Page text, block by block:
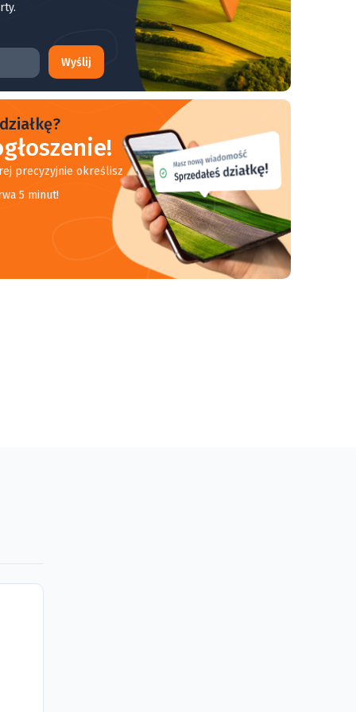
Wyślij
precyzyjnie określisz
5 minut!